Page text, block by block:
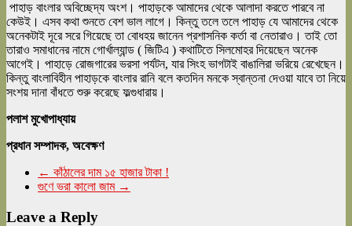
পাহাড় বাংলার অবিচ্ছেদ্য অংশ। পাহাড়কে আমাদের থেকে আলাদা করতে পারবে না
কেউই। এসব কথা শুনতে বেশ ভাল লাগে। কিন্তু তলে তলে পাহাড় যে আমাদের থেকে
অনেকটাই দূরে সরে গিয়েছে তা বোধহয় জানেন প্রশাসনিক কর্তা বা নেতারাও। তাই তো
তারাও সমাধানের নামে গোর্খাল্যান্ড ( জিটিএ ) কথাটিতে সিলমোহর দিয়েছেন অনেক
আগেই। পাহাড়ে রোজগারের ভরসা পর্যটন, যার সিংহ ভাগটাই বাঙালিরা ভরিয়ে রেখেছেন।
কিন্তু বাংলাবিহীন পাহাড়কে বাংলার রানি বলে কতদিন মনকে স্বান্তনা দেওয়া যাবে তা নিয়ে
সংশয় দানা বাঁধতে শুরু করেছে ফল্গুধারায়।
পলাশ মুখোপাধ্যায়
প্রধান সম্পাদক, অবেক্ষণ
← কাঁঠালের দাম ১৫ হাজার টাকা !
গুণে ভরা কালো জাম →
Leave a Reply